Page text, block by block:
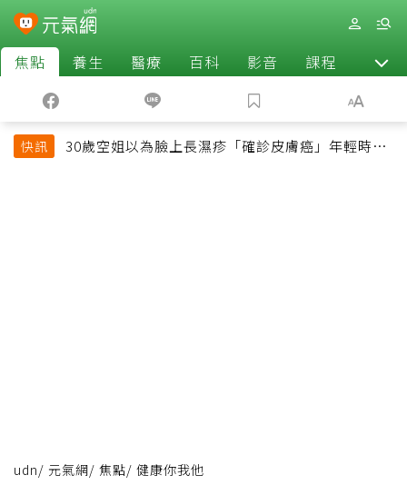
焦點 養生 醫療 百科 影音 課程 退休
快訊
30歲空姐以為臉上長濕疹「確診皮膚癌」年輕時一
udn/ 元氣網/ 焦點/ 健康你我他